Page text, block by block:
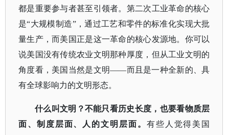
都是重要参与者甚至引领者。第二次工业革命的核心
是“大规模制造”，通过工艺和零件的标准化实现大批
量生产，而美国正是这一革命的核心发源地。你可以
说美国没有传统农业文明那种厚度，但从工业文明的
角度看，美国当然是文明——而且是一种全新的、具
有全球影响力的文明形态。
什么叫文明？不能只看历史长度，也要看物质层
面、制度层面、人的文明层面。 有些人觉得美国